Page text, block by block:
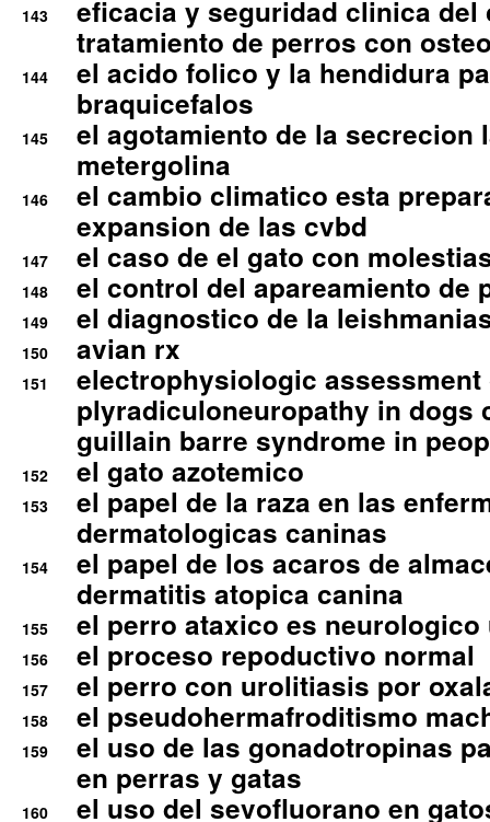
143
eficacia y seguridad clinica del
tratamiento de perros con
144
el acido folico y la hendidura
braquicefalos
145
el agotamiento de la secrecion
metergolina
146
el cambio climatico esta
expansion de las cvbd
147 el caso de el gato con
148 el control del apareamiento de
149 el diagnostico de la
150 avian rx
151
electrophysiologic assessment
plyradiculoneuropathy in dogs
guillain barre syndrome in
152 el gato azotemico
153
el papel de la raza en las
dermatologicas caninas
154
el papel de los acaros de
dermatitis atopica canina
155 el perro ataxico es
156 el proceso repoductivo normal
157 el perro con urolitiasis por
158 el pseudohermafroditismo
159
el uso de las gonadotropinas
en perras y gatas
160
el uso del sevofluorano en